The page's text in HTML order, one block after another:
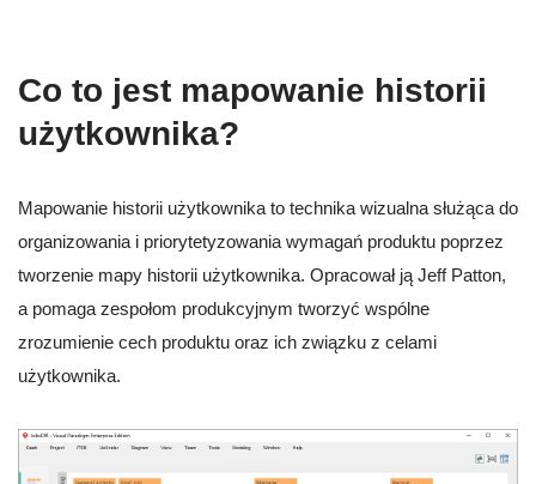
Co to jest mapowanie historii
użytkownika?
Mapowanie historii użytkownika to technika wizualna służąca do
organizowania i priorytetyzowania wymagań produktu poprzez
tworzenie mapy historii użytkownika. Opracował ją Jeff Patton,
a pomaga zespołom produkcyjnym tworzyć wspólne
zrozumienie cech produktu oraz ich związku z celami
użytkownika.